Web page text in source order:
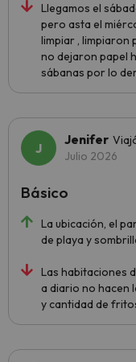
Llegamos el
pero asta el
limpiar , limpiaron
no dejaron papel
sábanas por lo
Jenifer
Julio 2026
La ubicación, el
de playa y
Las habitaciones
a diario no hacen
y cantidad de
Básico